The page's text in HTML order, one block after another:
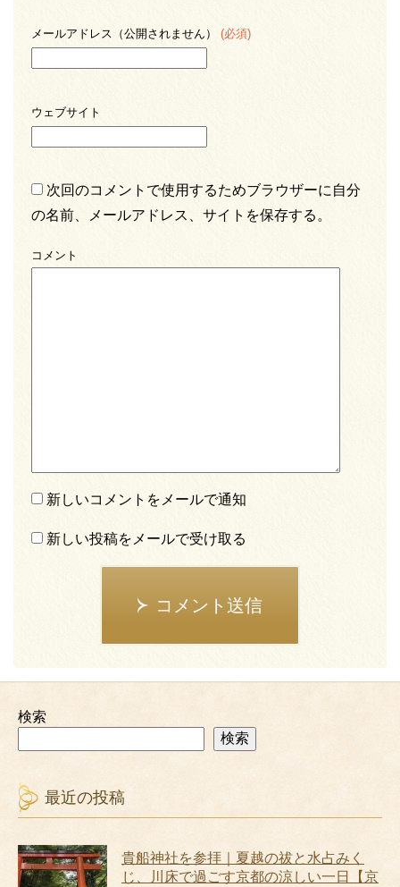
メールアドレス（公開されません） (必須)
ウェブサイト
次回のコメントで使用するためブラウザーに自分
の名前、メールアドレス、サイトを保存する。
コメント
新しいコメントをメールで通知
新しい投稿をメールで受け取る
コメント送信
検索
検索
最近の投稿
貴船神社を参拝｜夏越の祓と水占みく
じ、川床で過ごす京都の涼しい一日【京